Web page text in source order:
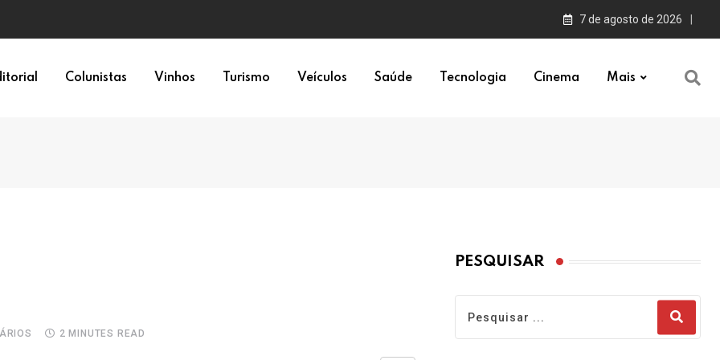
7 de agosto de 2026
Colunistas Vinhos Turismo Veículos Saúde Tecnologia Cinema Mais
2 MINUTES READ
PESQUISAR